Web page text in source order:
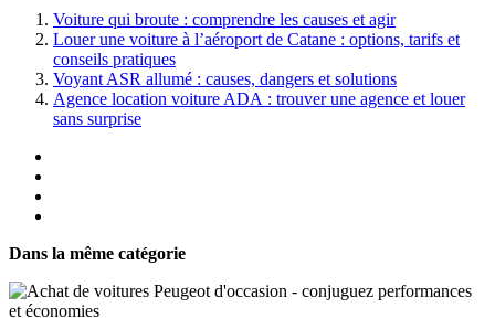
Voiture qui broute : comprendre les causes et agir
Louer une voiture à l’aéroport de Catane : options, tarifs et
conseils pratiques
Voyant ASR allumé : causes, dangers et solutions
Agence location voiture ADA : trouver une agence et louer
sans surprise
Dans la même catégorie